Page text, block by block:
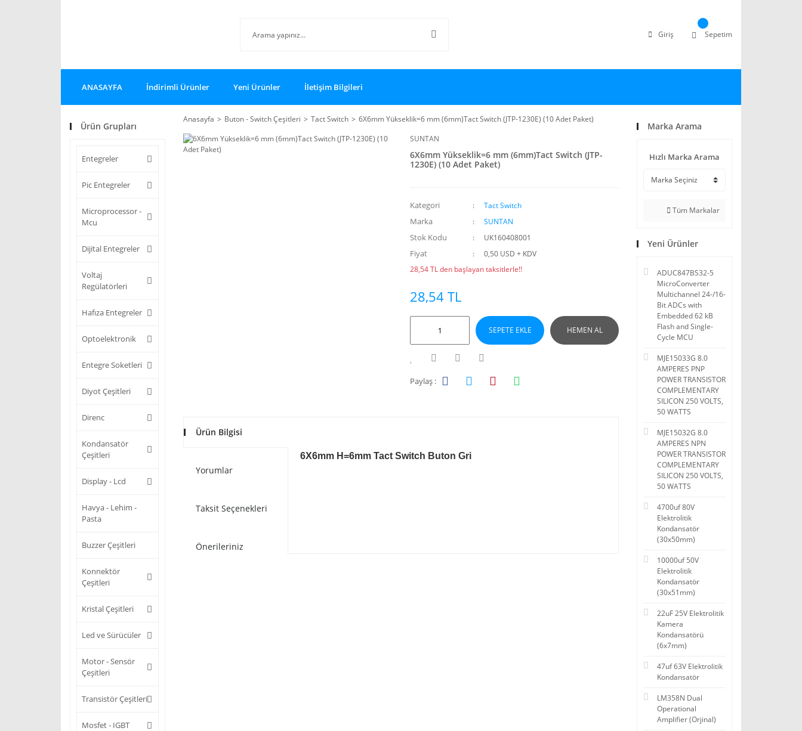
Giriş Sepetim
ANASAYFA İndirimli Ürünler Yeni Ürünler İletişim Bilgileri
Ürün Grupları
Entegreler
Pic Entegreler
Microprocessor -
Mcu
Dijital Entegreler
Voltaj
Regülatörleri
Hafıza Entegreler
Optoelektronik
Entegre Soketleri
Diyot Çeşitleri
Direnc
Kondansatör
Çeşitleri
Display - Lcd
Havya - Lehim -
Pasta
Buzzer Çeşitleri
Konnektör
Çeşitleri
Kristal Çeşitleri
Led ve Sürücüler
Motor - Sensör
Çeşitleri
Transistör Çeşitleri
Mosfet - IGBT
Anasayfa Buton - Switch Çeşitleri Tact Switch
6X6mm Yükseklik=6 mm (6mm)Tact Switch (JTP-1230E) (10 Adet Paket)
SUNTAN
6X6mm Yükseklik=6 mm (6mm)Tact Switch (JTP-
1230E) (10 Adet Paket)
Kategori Tact Switch
Marka SUNTAN
Stok Kodu UK160408001
Fiyat
0,50 USD + KDV
28,54 TL den başlayan taksitlerle!!
28,54 TL
SEPETE EKLE HEMEN AL
Paylaş :
Ürün Bilgisi
Yorumlar
Taksit Seçenekleri
Önerileriniz
6X6mm H=6mm Tact Switch Buton Gri
Marka Arama
Hızlı Marka Arama
Tüm Markalar
Yeni Ürünler
ADUC847BS32-5
MicroConverter
Multichannel 24-/16-
Bit ADCs with
Embedded 62 kB
Flash and Single-
Cycle MCU
MJE15033G 8.0
AMPERES PNP
POWER TRANSISTOR
COMPLEMENTARY
SILICON 250 VOLTS,
50 WATTS
MJE15032G 8.0
AMPERES NPN
POWER TRANSISTOR
COMPLEMENTARY
SILICON 250 VOLTS,
50 WATTS
4700uf 80V
Elektrolitik
Kondansatör
(30x50mm)
10000uf 50V
Elektrolitik
Kondansatör
(30x51mm)
22uF 25V Elektrolitik
Kamera
Kondansatörü
(6x7mm)
47uf 63V Elektrolitik
Kondansatör
LM358N Dual
Operational
Amplifier (Orjinal)